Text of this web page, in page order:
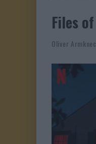
Files
Oliver